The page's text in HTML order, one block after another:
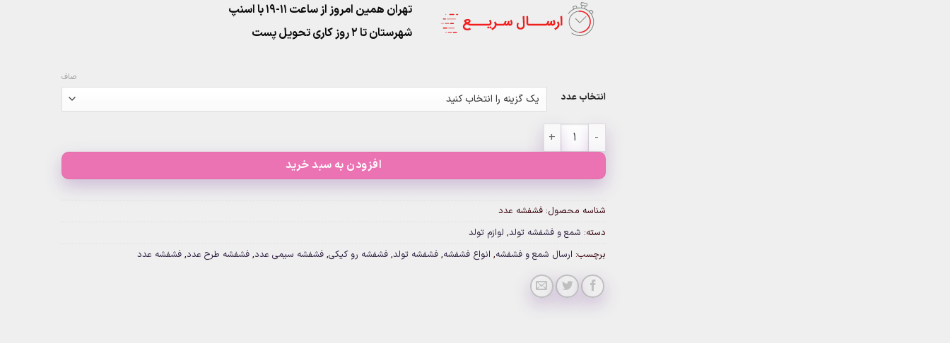
تهران همین امروز از ساعت ۱۱-۱۹ با اسنپ
شهرستان تا 2 روز کاری تحویل پست
انتخاب عدد
صاف
فشفشه عدد عدد
افزودن به سبد خرید
شناسه محصول: فشفشه عدد
دسته: شمع و فشفشه تولد, لوازم تولد
برچسب: ارسال شمع و فشفشه, انواع فشفشه, فشفشه تولد, فشفشه رو کیکی, فشفشه سیمی عدد, فشفشه طرح عدد, فشفشه عدد